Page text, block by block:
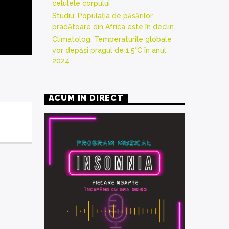
celulele corpului
Studiu: Populația de păsărilor
pradătoare din Africa este în declin
Climatolog: Temperaturile globale
vor depăși pragul de 1,5°C în anul
2024
ACUM ÎN DIRECT